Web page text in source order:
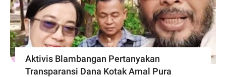
Aktivis Blambangan Pertanyakan
Transparansi Dana Kotak Amal Pura